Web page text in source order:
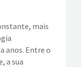
mais
anos. Entre o
a sua